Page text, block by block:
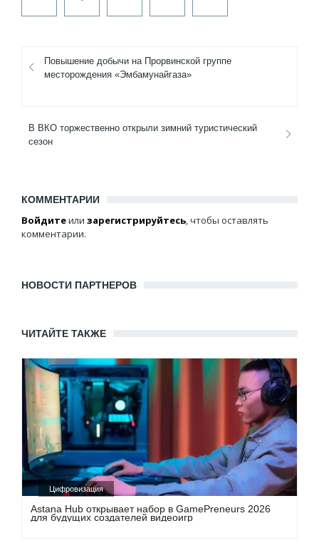
Повышение добычи на Прорвинской группе
месторождения «Эмбамунайгаза»
В ВКО торжественно открыли зимний туристический
сезон
КОММЕНТАРИИ
Войдитеили зарегистрируйтесь, чтобы оставлять
комментарии.
НОВОСТИ ПАРТНЕРОВ
ЧИТАЙТЕ ТАКЖЕ
Цифровизация
Astana Hub открывает набор в GamePreneurs 2026
для будущих создателей видеоигр